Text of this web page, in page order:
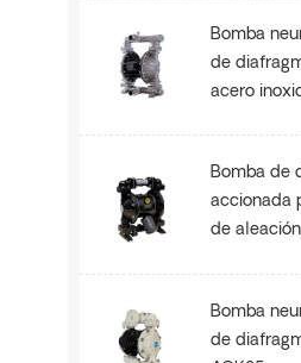
Bomba
de
acero
Bomba de
accionada
de
Bomba
de